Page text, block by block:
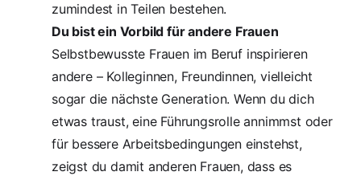
zumindest in Teilen bestehen.
Du bist ein Vorbild für andere Frauen
Selbstbewusste Frauen im Beruf inspirieren
andere – Kolleginnen, Freundinnen, vielleicht
sogar die nächste Generation. Wenn du dich
etwas traust, eine Führungsrolle annimmst oder
für bessere Arbeitsbedingungen einstehst,
zeigst du damit anderen Frauen, dass es